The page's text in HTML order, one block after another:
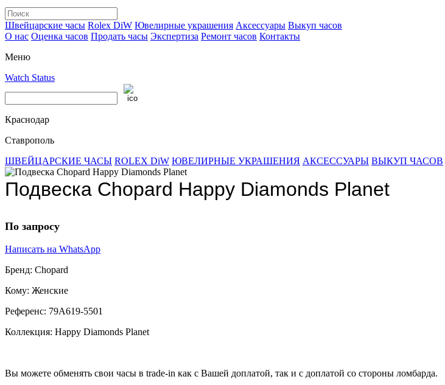
Швейцарские часы Rolex DiW Ювелирные украшения Аксессуары Выкуп часов
О нас Оценка часов Продать часы Экспертиза Ремонт часов Контакты
Меню
Watch Status
Краснодар
Ставрополь
ШВЕЙЦАРСКИЕ ЧАСЫ ROLEX DiW ЮВЕЛИРНЫЕ УКРАШЕНИЯ АКСЕССУАРЫ ВЫКУП ЧАСОВ
Подвеска Chopard Happy Diamonds Planet
По запросу
Написать на WhatsApp
Бренд: Chopard
Кому: Женские
Референс: 79A619-5501
Коллекция: Happy Diamonds Planet
Вы можете обменять свои часы в trade-in как с Вашей доплатой, так и с доплатой со стороны ломбарда.